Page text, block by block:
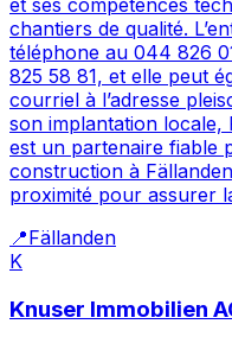
chantiers de qualité.
téléphone au 044 826
825 58 81, et elle peut
courriel à l’adresse
son implantation locale,
est un partenaire fiable
construction à
proximité pour assurer
📍Fällanden
K
Knuser Immobilien